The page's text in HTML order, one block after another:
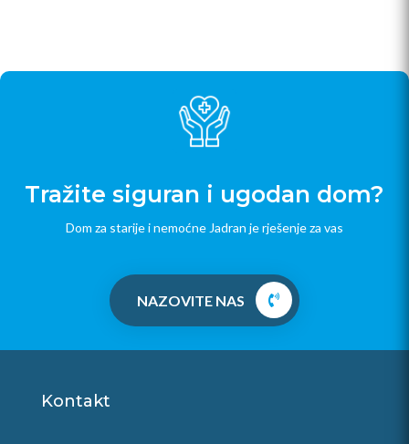
Tražite siguran i ugodan dom?
Dom za starije i nemoćne Jadran je rješenje za vas
NAZOVITE NAS
Kontakt